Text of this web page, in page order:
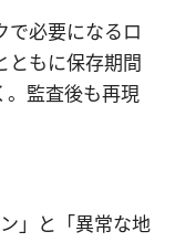
で必要になるロ
ともに保存期間
。監査後も再現
」と「異常な地